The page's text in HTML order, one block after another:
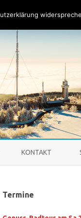
KONTAKT
Termine